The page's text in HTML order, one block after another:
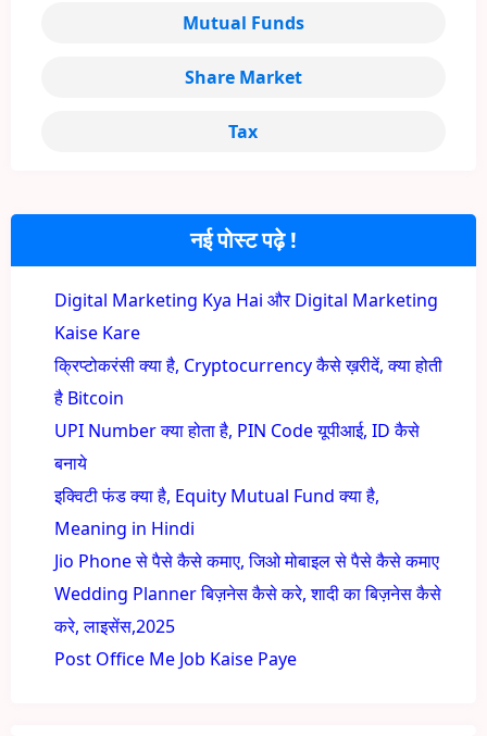
नई पोस्ट पढ़े !
Digital Marketing Kya Hai और Digital Marketing
Kaise Kare
क्रिप्टोकरंसी क्या है, Cryptocurrency कैसे ख़रीदें, क्या होती
है Bitcoin
UPI Number क्या होता है, PIN Code यूपीआई, ID कैसे
बनाये
इक्विटी फंड क्या है, Equity Mutual Fund क्या है,
Meaning in Hindi
Jio Phone से पैसे कैसे कमाए, जिओ मोबाइल से पैसे कैसे कमाए
Wedding Planner बिज़नेस कैसे करे, शादी का बिज़नेस कैसे
करे, लाइसेंस,2025
Post Office Me Job Kaise Paye
Mutual Funds
Share Market
Tax